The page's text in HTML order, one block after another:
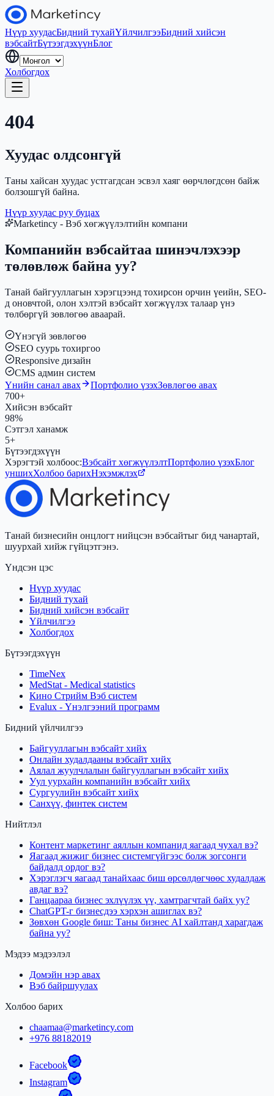
Нүүр хуудасБидний тухайҮйлчилгээБидний хийсэн
вэбсайтБүтээгдэхүүнБлог
Холбогдох
404
Хуудас олдсонгүй
Таны хайсан хуудас устгагдсан эсвэл хаяг өөрчлөгдсөн байж
болзошгүй байна.
Нүүр хуудас руу буцах
Marketincy - Вэб хөгжүүлэлтийн компани
Компанийн вэбсайтаа шинэчлэхээр
төлөвлөж байна уу?
Танай байгууллагын хэрэгцээнд тохирсон орчин үеийн, SEO-
д оновчтой, олон хэлтэй вэбсайт хөгжүүлэх талаар үнэ
төлбөргүй зөвлөгөө аваарай.
Үнэгүй зөвлөгөө
SEO суурь тохиргоо
Responsive дизайн
CMS админ систем
Үнийн санал авах
Портфолио үзэхЗөвлөгөө авах
700+
Хийсэн вэбсайт
98%
Сэтгэл ханамж
5+
Бүтээгдэхүүн
Хэрэгтэй холбоос:Вэбсайт хөгжүүлэлтПортфолио үзэхБлог
уншихХолбоо барихНэхэмжлэх
Танай бизнесийн онцлогт нийцсэн вэбсайтыг бид чанартай,
шуурхай хийж гүйцэтгэнэ.
Үндсэн цэс
Нүүр хуудас
Бидний тухай
Бидний хийсэн вэбсайт
Үйлчилгээ
Холбогдох
Бүтээгдэхүүн
TimeNex
MedStat - Medical statistics
Кино Стрийм Вэб систем
Evalux - Үнэлгээний программ
Бидний үйлчилгээ
Байгууллагын вэбсайт хийх
Онлайн худалдааны вэбсайт хийх
Аялал жуулчлалын байгууллагын вэбсайт хийх
Уул уурхайн компанийн вэбсайт хийх
Сургуулийн вэбсайт хийх
Санхүү, финтек систем
Нийтлэл
Контент маркетинг аяллын компанид яагаад чухал вэ?
Яагаад жижиг бизнес системгүйгээс болж зогсонги
байдалд ордог вэ?
Хэрэглэгч яагаад танайхаас биш өрсөлдөгчөөс худалдаж
авдаг вэ?
Ганцаараа бизнес эхлүүлэх үү, хамтрагчтай байх уу?
ChatGPT-г бизнесдээ хэрхэн ашиглах вэ?
Зөвхөн Google биш: Таны бизнес AI хайлтанд харагдаж
байна уу?
Мэдээ мэдээлэл
Домэйн нэр авах
Вэб байршуулах
Холбоо барих
chaamaa@marketincy.com
+976 88182019
Facebook
Instagram